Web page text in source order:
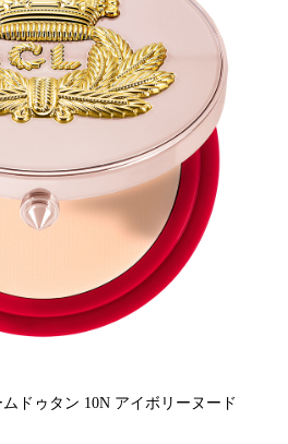
ドゥタン 10N アイボリーヌード